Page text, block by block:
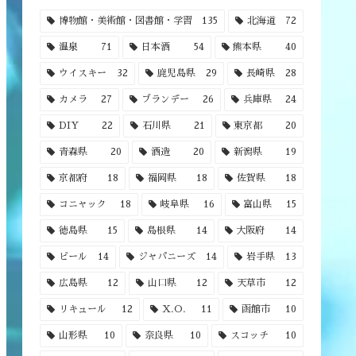
博物館・美術館・図書館・学習 135 北海道 72
温泉 71 日本酒 54 熊本県 40
ウイスキー 32 鹿児島県 29 長崎県 28
カメラ 27 ブランデー 26 兵庫県 24
DIY 22 石川県 21 東京都 20
青森県 20 酒造 20 新潟県 19
京都府 18 福岡県 18 佐賀県 18
コニャック 18 岐阜県 16 富山県 15
徳島県 15 島根県 14 大阪府 14
ビール 14 ジャパニーズ 14 岩手県 13
広島県 12 山口県 12 天草市 12
リキュール 12 X.O. 11 函館市 10
山形県 10 奈良県 10 スコッチ 10